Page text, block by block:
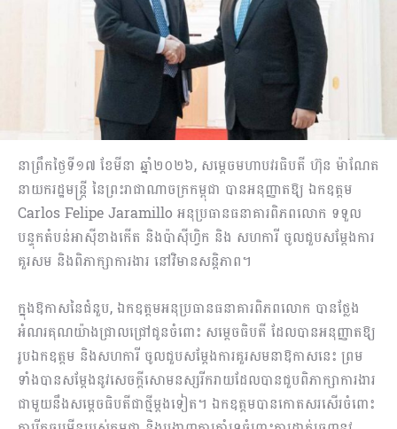
នាព្រឹកថ្ងៃទី១៧ ខែមីនា ឆ្នាំ២០២៦, សម្ដេចមហាបវរធិបតី ហ៊ុន ម៉ាណែត
នាយករដ្ឋមន្ត្រី នៃព្រះរាជាណាចក្រកម្ពុជា បានអនុញ្ញាតឱ្យ ឯកឧត្តម
Carlos Felipe Jaramillo អនុប្រធានធនាគារពិភពលោក ទទួល
បន្ទុកតំបន់អាស៊ីខាងកើត និងប៉ាស៊ីហ្វិក និង សហការី ចូលជួបសម្ដែងការ
គួរសម និងពិភាក្សាការងារ នៅវិមានសន្ដិភាព។
ក្នុងឱកាសនៃជំនួប, ឯកឧត្តមអនុប្រធានធនាគារពិភពលោក បានថ្លែង
អំណរគុណយ៉ាងជ្រាលជ្រៅជូនចំពោះ សម្ដេចធិបតី ដែលបានអនុញ្ញាតឱ្យ
រូបឯកឧត្តម និងសហការី ចូលជួបសម្ដែងការគួរសមនាឱកាសនេះ ព្រម
ទាំងបានសម្ដែងនូវសេចក្ដីសោមនស្សរីករាយដែលបានជួបពិភាក្សាការងារ
ជាមួយនឹងសម្ដេចធិបតីជាថ្មីម្ដងទៀត។ ឯកឧត្តមបានកោតសរសើរចំពោះ